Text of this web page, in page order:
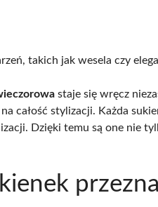
takich jak wesela czy
staje się wręcz
całość stylizacji. Każda
Dzięki temu są one nie